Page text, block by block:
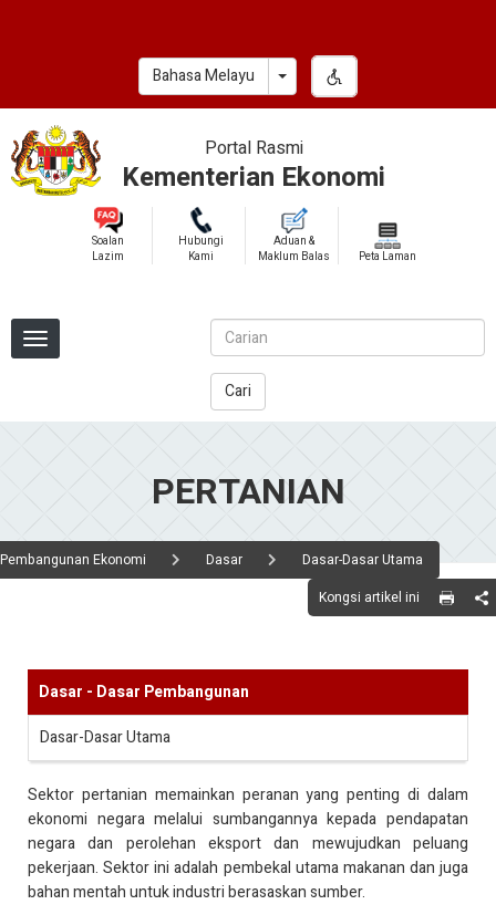
Bahasa Melayu Toggle Dropdown
Portal Rasmi
Kementerian Ekonomi
Soalan
Lazim
Hubungi
Kami
Aduan &
Maklum Balas
Peta Laman
Cari
PERTANIAN
Pembangunan Ekonomi Dasar
Dasar-Dasar Utama
Kongsi artikel ini
Dasar - Dasar Pembangunan
Dasar-Dasar Utama
Sektor pertanian memainkan peranan yang penting di dalam
ekonomi negara melalui sumbangannya kepada pendapatan
negara dan perolehan eksport dan mewujudkan peluang
pekerjaan. Sektor ini adalah pembekal utama makanan dan juga
bahan mentah untuk industri berasaskan sumber.